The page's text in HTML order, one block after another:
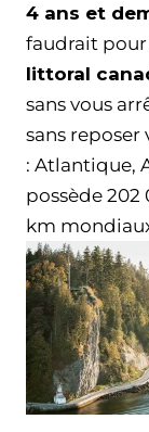
4 ans et
faudrait pour
littoral
sans vous
sans reposer
: Atlantique,
possède 202
km